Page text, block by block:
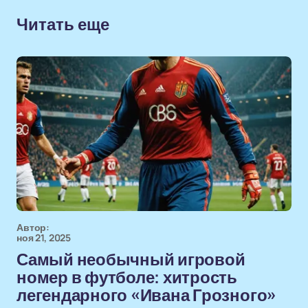
Читать еще
Автор:
ноя 21, 2025
Самый необычный игровой
номер в футболе: хитрость
легендарного «Ивана Грозного»